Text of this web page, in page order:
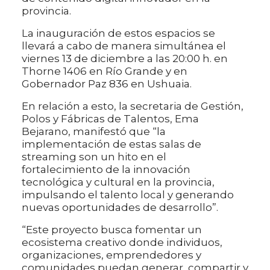
provincia.
La inauguración de estos espacios se
llevará a cabo de manera simultánea el
viernes 13 de diciembre a las 20:00 h. en
Thorne 1406 en Río Grande y en
Gobernador Paz 836 en Ushuaia.
En relación a esto, la secretaria de Gestión,
Polos y Fábricas de Talentos, Ema
Bejarano, manifestó que “la
implementación de estas salas de
streaming son un hito en el
fortalecimiento de la innovación
tecnológica y cultural en la provincia,
impulsando el talento local y generando
nuevas oportunidades de desarrollo”.
“Este proyecto busca fomentar un
ecosistema creativo donde individuos,
organizaciones, emprendedores y